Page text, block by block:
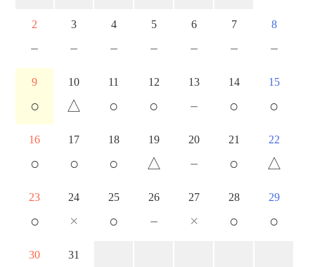
2
－
3
－
4
－
5
－
6
－
7
－
8
－
9
○
10
△
11
○
12
○
13
－
14
○
15
○
16
○
17
○
18
○
19
△
20
－
21
○
22
△
23
○
24
×
25
○
26
－
27
×
28
○
29
○
30 31